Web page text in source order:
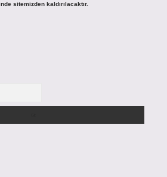
sitemizden kaldırılacaktır.